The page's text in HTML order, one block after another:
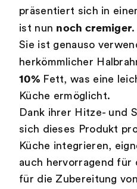
präsentiert sich in
ist nun noch cremiger.
Sie ist genauso
herkömmlicher
10% Fett, was eine
Küche ermöglicht.
Dank ihrer Hitze- und
sich dieses Produkt
Küche integrieren,
auch hervorragend für
für die Zubereitung